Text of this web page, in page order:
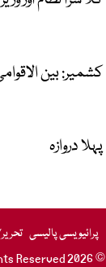
کشمیر: بین
پہلا دروازہ
پرائیویسی پالیسی
© 2026 WE News. All Rights Reserved